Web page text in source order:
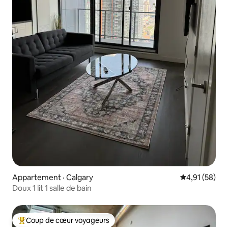
Appartement · Calgary Note
4,91 (58)
Doux 1 lit 1 salle de bain
Coup de cœur voyageurs parmi les plus aimés
Coup de cœur voyageurs